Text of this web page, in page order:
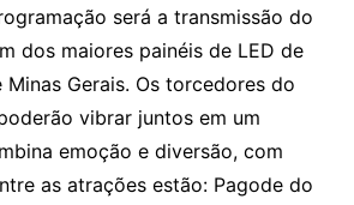
será a transmissão do
dos maiores painéis de LED de
Gerais. Os torcedores do
vibrar juntos em um
emoção e diversão, com
as atrações estão: Pagode do